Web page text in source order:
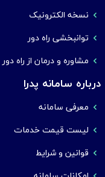
نسخه الکترونیک
توانبخشی راه دور
مشاوره و درمان از راه دور
درباره سامانه پدرا
معرفی سامانه
لیست قیمت خدمات
قوانین و شرایط